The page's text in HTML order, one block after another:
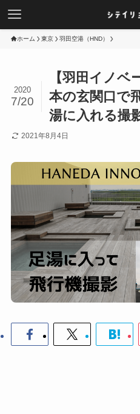
ホーム 東京 羽田空港（HND）
【羽田イノベ
本の玄関口で
湯に入れる撮
2020
7/20
2021年8月4日